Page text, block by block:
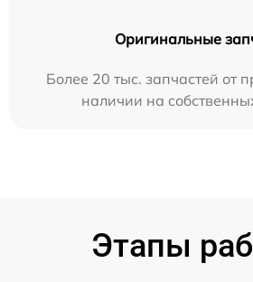
Оригинальные
Более 20 тыс. запчастей от
наличии на
Этапы